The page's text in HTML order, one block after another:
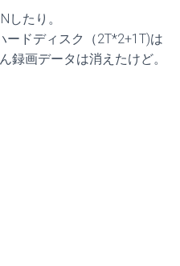
したり。
ードディスク（2T*2+1T)は
録画データは消えたけど。